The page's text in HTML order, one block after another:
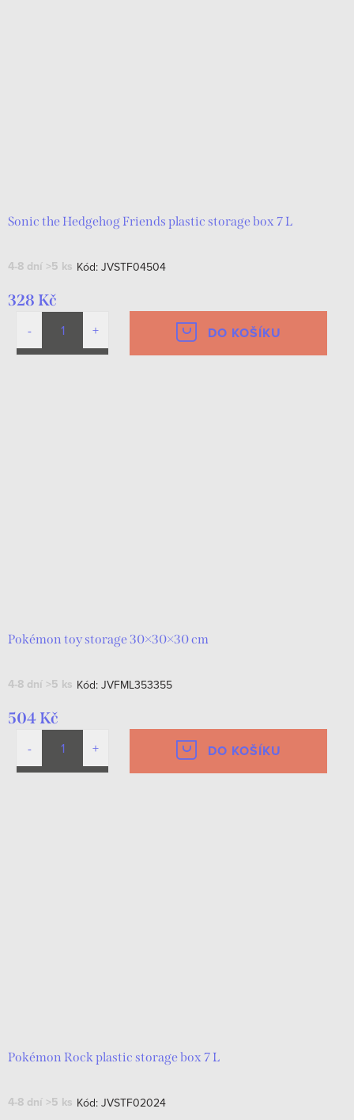
Sonic the Hedgehog Friends plastic storage box 7 L
4-8 dní >5 ks Kód: JVSTF04504
328 Kč
DO KOŠÍKU
Pokémon toy storage 30×30×30 cm
4-8 dní >5 ks Kód: JVFML353355
504 Kč
DO KOŠÍKU
Pokémon Rock plastic storage box 7 L
4-8 dní >5 ks Kód: JVSTF02024